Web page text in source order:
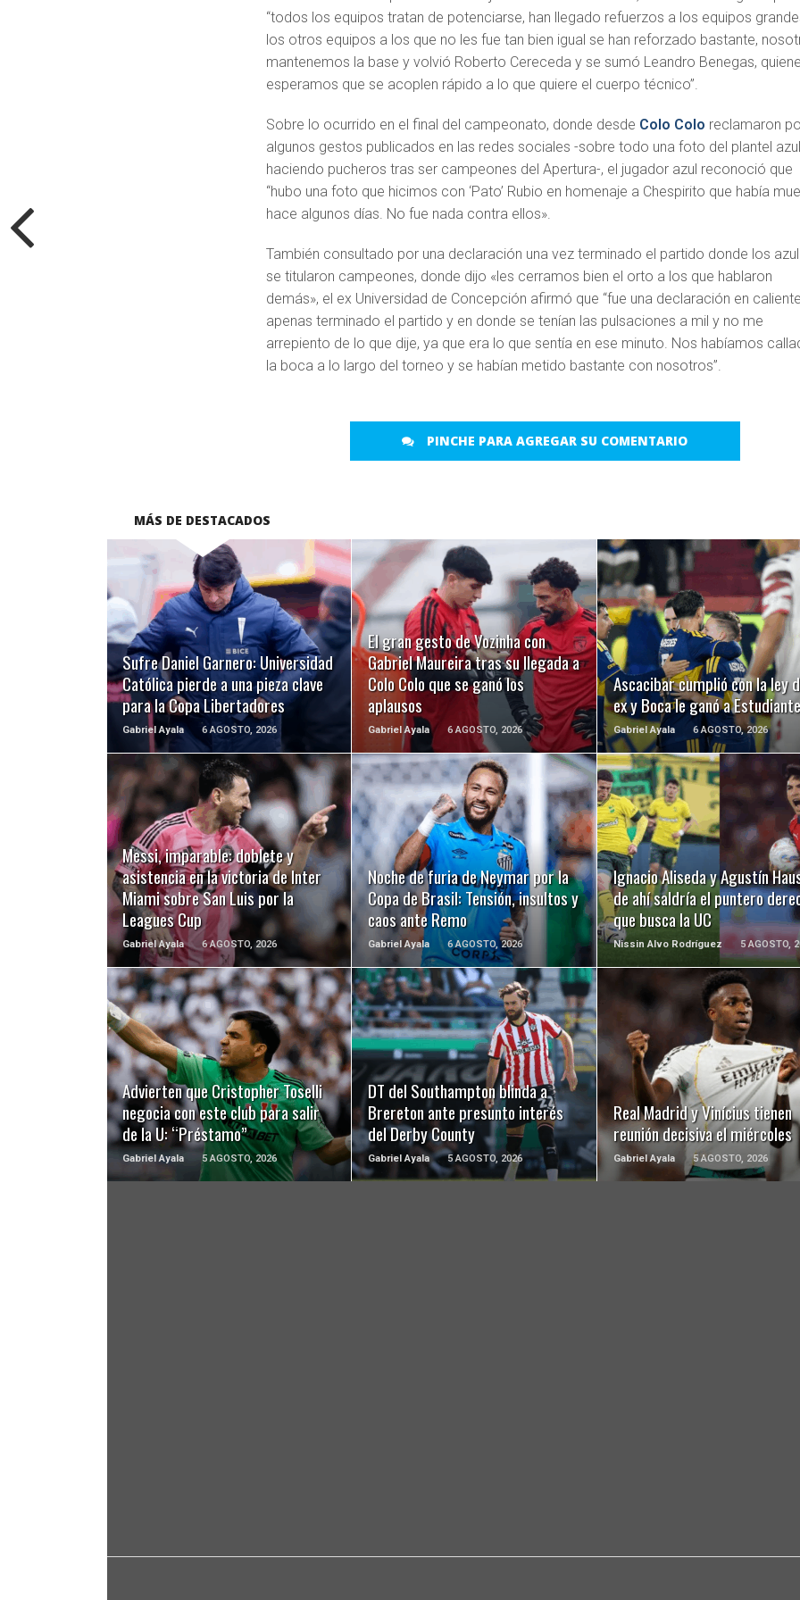
“todos los equipos tratan de potenciarse, han llegado refuerzos a los equipos
los otros equipos a los que no les fue tan bien igual se han reforzado bastante,
mantenemos la base y volvió Roberto Cereceda y se sumó Leandro Benegas,
esperamos que se acoplen rápido a lo que quiere el cuerpo técnico”.
Sobre lo ocurrido en el final del campeonato, donde desde Colo Colo reclamaron
algunos gestos publicados en las redes sociales -sobre todo una foto del plantel
haciendo pucheros tras ser campeones del Apertura-, el jugador azul reconoció que
“hubo una foto que hicimos con ‘Pato’ Rubio en homenaje a Chespirito que había
hace algunos días. No fue nada contra ellos».
También consultado por una declaración una vez terminado el partido donde los
se titularon campeones, donde dijo «les cerramos bien el orto a los que hablaron
demás», el ex Universidad de Concepción afirmó que “fue una declaración en
apenas terminado el partido y en donde se tenían las pulsaciones a mil y no me
arrepiento de lo que dije, ya que era lo que sentía en ese minuto. Nos habíamos
la boca a lo largo del torneo y se habían metido bastante con nosotros”.
PINCHE PARA AGREGAR SU COMENTARIO
MÁS DE DESTACADOS
Sufre Daniel Garnero: Universidad
Católica pierde a una pieza clave
para la Copa Libertadores
Gabriel Ayala 6 AGOSTO, 2026
LEER MÁS
El gran gesto de Vozinha con
Gabriel Maureira tras su llegada a
Colo Colo que se ganó los
aplausos
Gabriel Ayala 6 AGOSTO, 2026
LEER MÁS
Ascacibar cumplió con la ley
ex y Boca le ganó a
Gabriel Ayala 6 AGOSTO, 2026
LEER MÁS
Messi, imparable: doblete y
asistencia en la victoria de Inter
Miami sobre San Luis por la
Leagues Cup
Gabriel Ayala 6 AGOSTO, 2026
LEER MÁS
Noche de furia de Neymar por la
Copa de Brasil: Tensión, insultos y
caos ante Remo
Gabriel Ayala 6 AGOSTO, 2026
LEER MÁS
Ignacio Aliseda y Agustín
de ahí saldría el puntero
que busca la UC
Nissin Alvo Rodríguez 5 AGOSTO,
LEER MÁS
Advierten que Cristopher Toselli
negocia con este club para salir
de la U: “Préstamo”
Gabriel Ayala 5 AGOSTO, 2026
LEER MÁS
DT del Southampton blinda a
Brereton ante presunto interés
del Derby County
Gabriel Ayala 5 AGOSTO, 2026
LEER MÁS
Real Madrid y Vinícius tienen
reunión decisiva el miércoles
Gabriel Ayala 5 AGOSTO, 2026
LEER MÁS